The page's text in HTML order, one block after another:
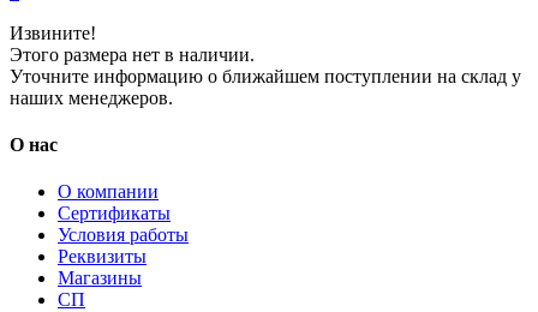
Извините!
Этого размера нет в наличии.
Уточните информацию о ближайшем поступлении на склад у
наших менеджеров.
О нас
О компании
Сертификаты
Условия работы
Реквизиты
Магазины
СП